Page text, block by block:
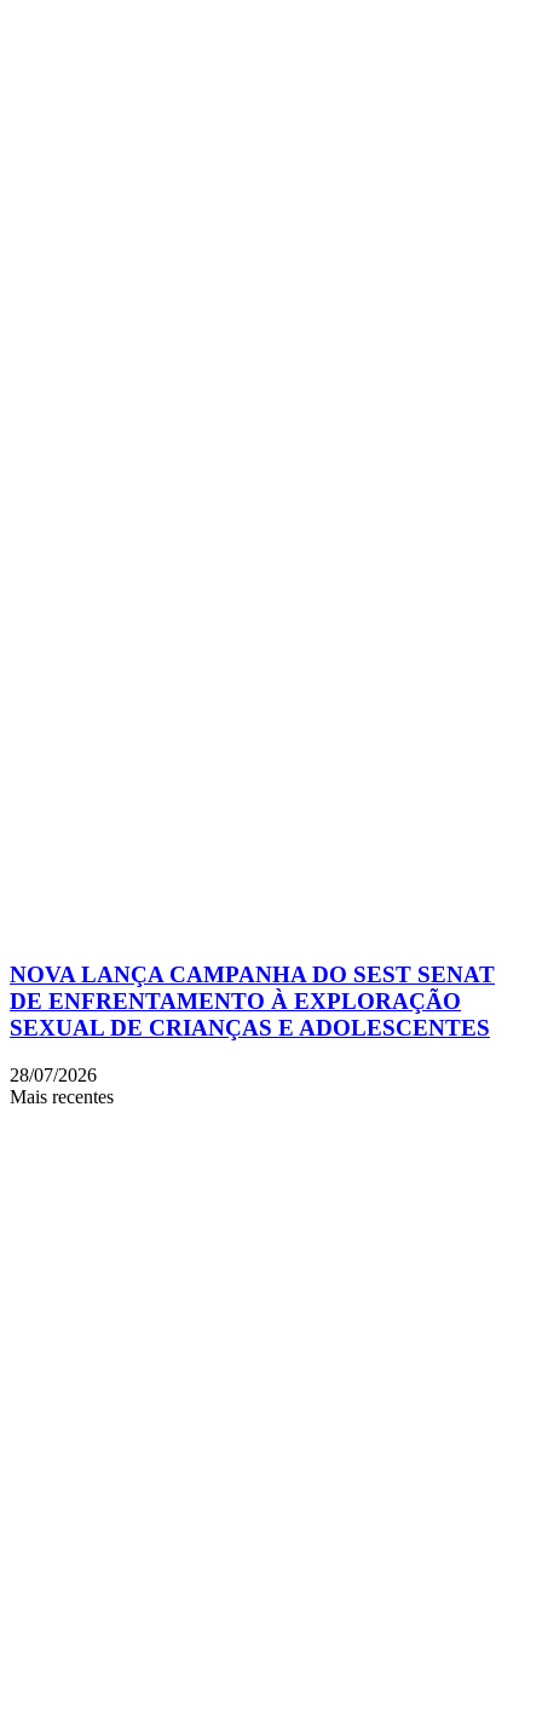
NOVA LANÇA CAMPANHA DO SEST SENAT
DE ENFRENTAMENTO À EXPLORAÇÃO
SEXUAL DE CRIANÇAS E ADOLESCENTES
28/07/2026
Mais recentes